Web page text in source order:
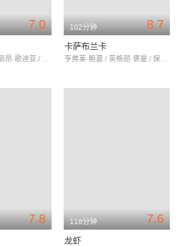
7.0
布拉德·皮特 / 玛丽昂·歌迪亚 / 马修·古迪
8.7
102分钟
卡萨布兰卡
亨弗莱·鲍嘉 / 英格丽·褒曼 / 保罗·亨雷德
7.8 7.6
118分钟
龙虾